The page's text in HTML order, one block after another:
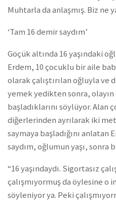
Muhtarla da anlaşmış. Biz ne
‘Tam 16 demir saydım’
Göçük altında 16 yaşındaki
Erdem, 10 çocuklu bir aile
olarak çalıştırılan oğluyla ve
yemek yedikten sonra, olayın
başladıklarını söylüyor. Alan
diğerlerinden ayrılarak iki
saymaya başladığını anlatan
saydım, oğlumun yaşı, sonra
“16 yaşındaydı. Sigortasız
çalışmıyormuş da öylesine o
söyleniyor ya. Peki